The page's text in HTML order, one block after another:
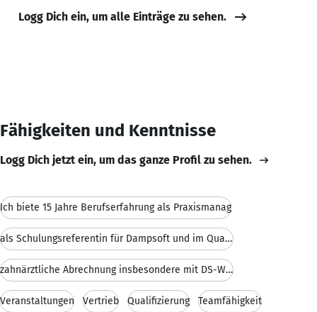
Logg Dich ein, um alle Einträge zu sehen.
Fähigkeiten und Kenntnisse
Logg Dich jetzt ein, um das ganze Profil zu sehen.
Ich biete 15 Jahre Berufserfahrung als Praxismanag
als Schulungsreferentin für Dampsoft und im Qualit
zahnärztliche Abrechnung insbesondere mit DS-Win P
Veranstaltungen Vertrieb Qualifizierung Teamfähigkeit